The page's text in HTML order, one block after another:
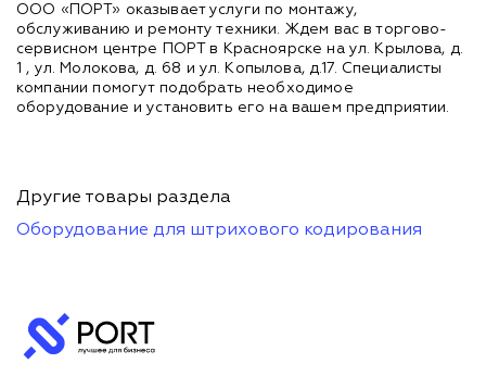
ООО «ПОРТ» оказывает услуги по монтажу,
обслуживанию и ремонту техники. Ждем вас в торгово-
сервисном центре ПОРТ в Красноярске на ул. Крылова, д.
1 , ул. Молокова, д. 68 и ул. Копылова, д.17. Специалисты
компании помогут подобрать необходимое
оборудование и установить его на вашем предприятии.
Другие товары раздела
Оборудование для штрихового кодирования